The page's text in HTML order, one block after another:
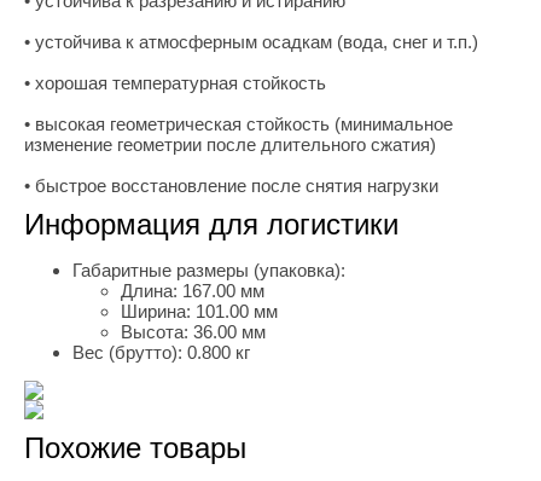
• устойчива к атмосферным осадкам (вода, снег и т.п.)
• хорошая температурная стойкость
• высокая геометрическая стойкость (минимальное
изменение геометрии после длительного сжатия)
• быстрое восстановление после снятия нагрузки
Информация для логистики
Габаритные размеры (упаковка):
Длина: 167.00 мм
Ширина: 101.00 мм
Высота: 36.00 мм
Вес (брутто): 0.800 кг
Похожие товары